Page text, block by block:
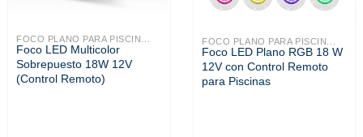
FOCO PLANO PARA PISCIN...
Foco LED Multicolor
Sobrepuesto 18W 12V
(Control Remoto)
FOCO PLANO PARA PISCIN...
Foco LED Plano RGB 18 W
12V con Control Remoto
para Piscinas